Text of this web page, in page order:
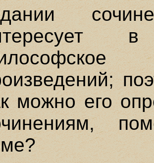
можно его